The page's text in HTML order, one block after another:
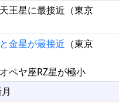
王星に最接近（東京
金星が最接近 （東京
ペヤ座RZ星が極小